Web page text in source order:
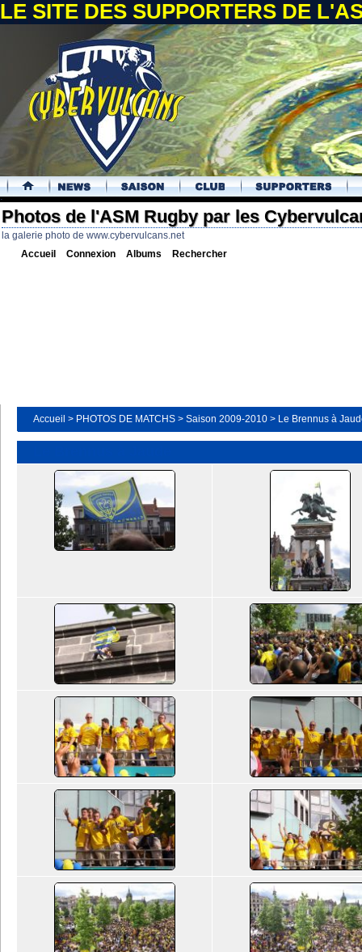
LE SITE DES SUPPORTERS DE
.
Photos de l'ASM Rugby par les
la galerie photo de www.cybervulcans.net
Accueil Connexion Albums Rechercher
Accueil > PHOTOS DE MATCHS > Saison 2009-2010 > Le Brennus à